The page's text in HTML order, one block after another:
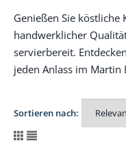
Genießen Sie köstliche
handwerklicher
servierbereit.
jeden Anlass im Martin
Sortieren nach: